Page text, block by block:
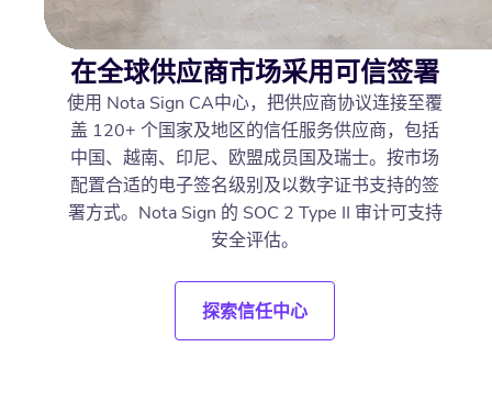
在全球供应商市场采用可信签署
使用 Nota Sign CA中心，把供应商协议连接至覆
盖 120+ 个国家及地区的信任服务供应商，包括
中国、越南、印尼、欧盟成员国及瑞士。按市场
配置合适的电子签名级别及以数字证书支持的签
署方式。Nota Sign 的 SOC 2 Type II 审计可支持
安全评估。
探索信任中心